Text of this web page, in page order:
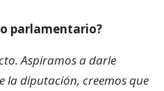
parlamentario?
Aspiramos a darle
la diputación, creemos que